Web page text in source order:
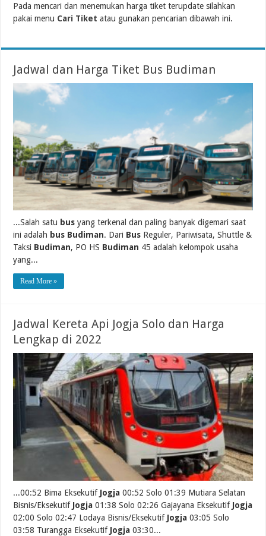
Pada mencari dan menemukan harga tiket terupdate silahkan
pakai menu Cari Tiket atau gunakan pencarian dibawah ini.
Jadwal dan Harga Tiket Bus Budiman
...Salah satu bus yang terkenal dan paling banyak digemari saat
ini adalah bus Budiman. Dari Bus Reguler, Pariwisata, Shuttle &
Taksi Budiman, PO HS Budiman 45 adalah kelompok usaha
yang...
Read More »
Jadwal Kereta Api Jogja Solo dan Harga
Lengkap di 2022
...00:52 Bima Eksekutif Jogja 00:52 Solo 01:39 Mutiara Selatan
Bisnis/Eksekutif Jogja 01:38 Solo 02:26 Gajayana Eksekutif Jogja
02:00 Solo 02:47 Lodaya Bisnis/Eksekutif Jogja 03:05 Solo
03:58 Turangga Eksekutif Jogja 03:30...